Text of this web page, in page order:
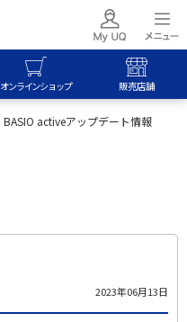
オンラインショップ 販売店舗
BASIO activeアップデート情報
2023年06月13日